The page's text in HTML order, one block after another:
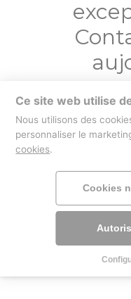
Ce site web utilise
Nous utilisons des
personnaliser le
cookies.
Cookies